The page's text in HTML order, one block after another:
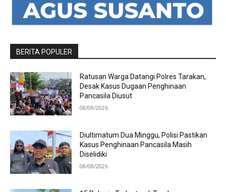
BERITA POPULER
Ratusan Warga Datangi Polres Tarakan,
Desak Kasus Dugaan Penghinaan
Pancasila Diusut
08/08/2026
Diultimatum Dua Minggu, Polisi Pastikan
Kasus Penghinaan Pancasila Masih
Diselidiki
08/08/2026